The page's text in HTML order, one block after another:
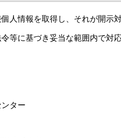
人情報を取得し、それが開示
等に基づき妥当な範囲内で対
ター